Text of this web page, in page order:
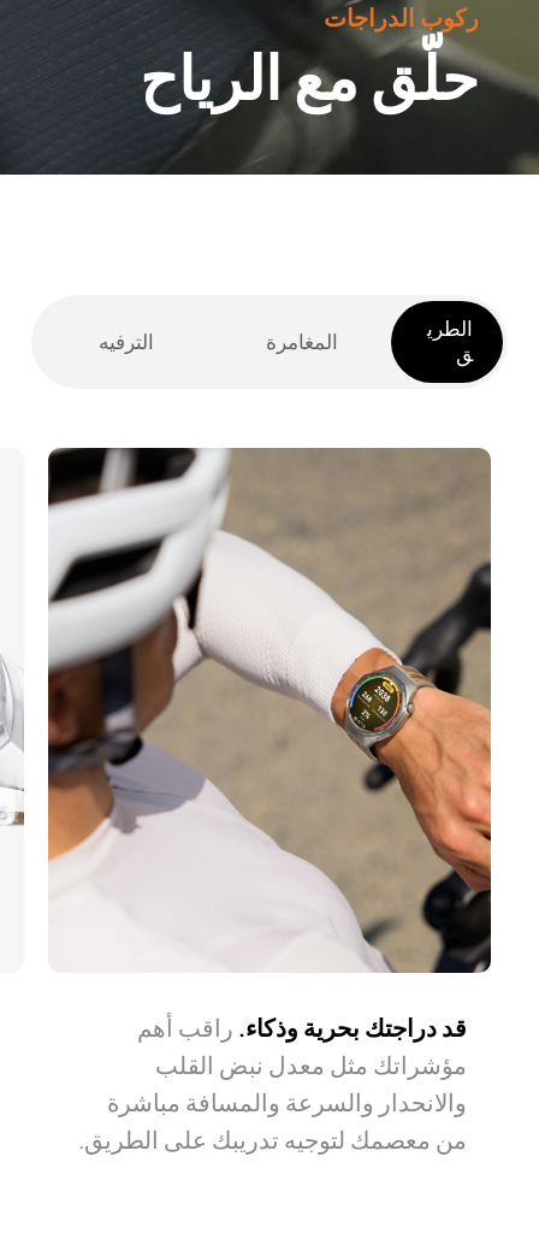
ركوب الدراجات
حلّق مع الرياح
الطري
ق
المغامرة الترفيه
قد دراجتك بحرية وذكاء. راقب أهم
مؤشراتك مثل معدل نبض القلب
والانحدار والسرعة والمسافة مباشرة
من معصمك لتوجيه تدريبك على الطريق.
قد يكون الطريق طويلًا ولكنه آمن.
ترافقك الساعة دائمًا في حالات الطوارئ.
استرخِ واستمتع بالرحلة.
استكشف طريقك.سواء في رحلتك
اليومية أو استكشاف الأماكن الجديدة في
مدينتك، تتيح لك الساعة التنقل بسهولة
ويسر.